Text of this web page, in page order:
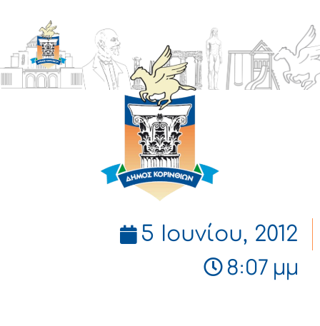
ΔΗΜΟΣ
ΚΟΡΙΝΘΙΩΝ
5 Ιουνίου, 2012
8:07 μμ